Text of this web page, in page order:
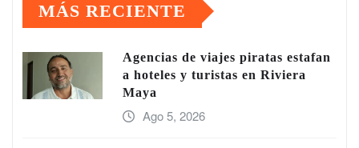
MÁS RECIENTE
Agencias de viajes piratas estafan
a hoteles y turistas en Riviera
Maya
Ago 5, 2026